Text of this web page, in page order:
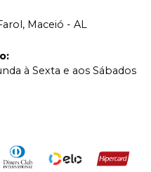
Maceió - AL
:
à Sexta e aos Sábados